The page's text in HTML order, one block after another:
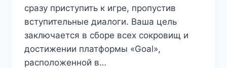
сразу приступить к игре, пропустив
вступительные диалоги. Ваша цель
заключается в сборе всех сокровищ и
достижении платформы «Goal»,
расположенной в…